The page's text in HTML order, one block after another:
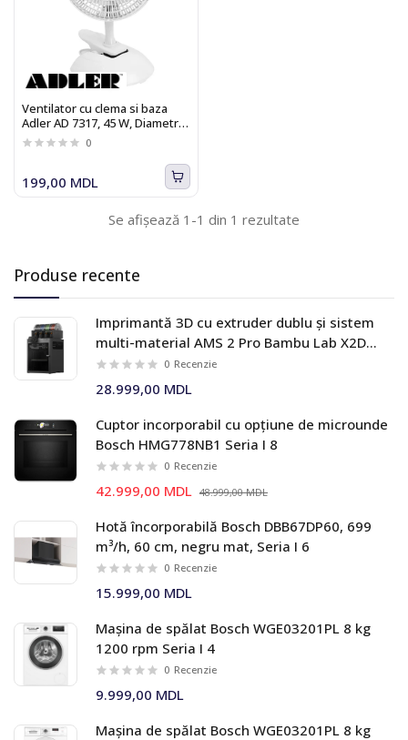
Produse recente
Imprimantă 3D cu extruder dublu și sistem
multi-material AMS 2 Pro Bambu Lab X2D
Combo
0 Recenzie
28.999,00 MDL
Cuptor incorporabil cu opțiune de microunde
Bosch HMG778NB1 Seria I 8
0 Recenzie
42.999,00 MDL 48.999,00 MDL
Hotă încorporabilă Bosch DBB67DP60, 699
m³/h, 60 cm, negru mat, Seria I 6
0 Recenzie
15.999,00 MDL
Mașina de spălat Bosch WGE03201PL 8 kg
1200 rpm Seria I 4
0 Recenzie
9.999,00 MDL
Mașina de spălat Bosch WGE03201PL 8 kg
Ventilator cu clema si baza
Adler AD 7317, 45 W, Diametru
30 cm, 2 trepte de viteza
0
199,00 MDL
Se afișează 1-1 din 1 rezultate